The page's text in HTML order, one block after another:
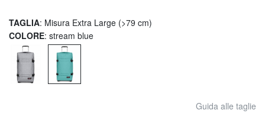
TAGLIA: Misura Extra Large (>79 cm)
COLORE: stream blue
Guida alle taglie